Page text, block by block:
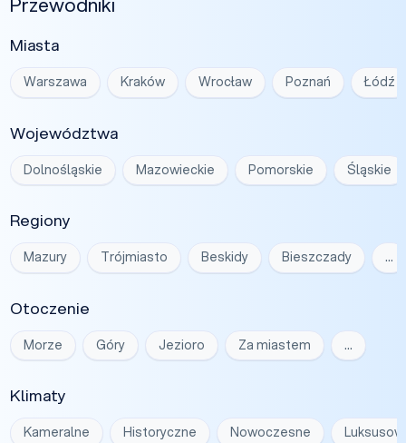
Miasta
Warszawa Kraków Wrocław Poznań Łódź
Województwa
Dolnośląskie Mazowieckie Pomorskie Śląskie
Regiony
Mazury Trójmiasto Beskidy Bieszczady …
Otoczenie
Morze Góry Jezioro Za miastem …
Klimaty
Kameralne Historyczne Nowoczesne